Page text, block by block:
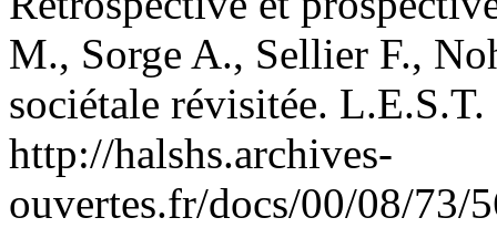
M., Sorge A., Sellier F.,
sociétale révisitée.
http://halshs.archives-
ouvertes.fr/docs/00/08/73/